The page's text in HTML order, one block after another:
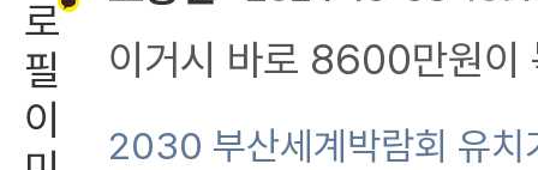
이거시 바로 8600만원이
당연히 이런공연은 긴급
2030 부산세계박람회 유치